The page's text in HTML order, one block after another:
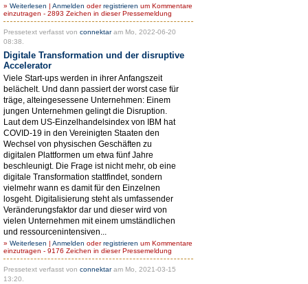
» Weiterlesen | Anmelden oderregistrieren um Kommentare
einzutragen - 2893 Zeichen in dieser Pressemeldung
Pressetext verfasst von connektaram Mo, 2022-06-20
08:38.
Digitale Transformation und der disruptive
Accelerator
Viele Start-ups werden in ihrer Anfangszeit
belächelt. Und dann passiert der worst case für
träge, alteingesessene Unternehmen: Einem
jungen Unternehmen gelingt die Disruption.
Laut dem US-Einzelhandelsindex von IBM hat
COVID-19 in den Vereinigten Staaten den
Wechsel von physischen Geschäften zu
digitalen Plattformen um etwa fünf Jahre
beschleunigt. Die Frage ist nicht mehr, ob eine
digitale Transformation stattfindet, sondern
vielmehr wann es damit für den Einzelnen
losgeht. Digitalisierung steht als umfassender
Veränderungsfaktor dar und dieser wird von
vielen Unternehmen mit einem umständlichen
und ressourcenintensiven...
» Weiterlesen | Anmelden oderregistrieren um Kommentare
einzutragen - 9176 Zeichen in dieser Pressemeldung
Pressetext verfasst von connektaram Mo, 2021-03-15
13:20.